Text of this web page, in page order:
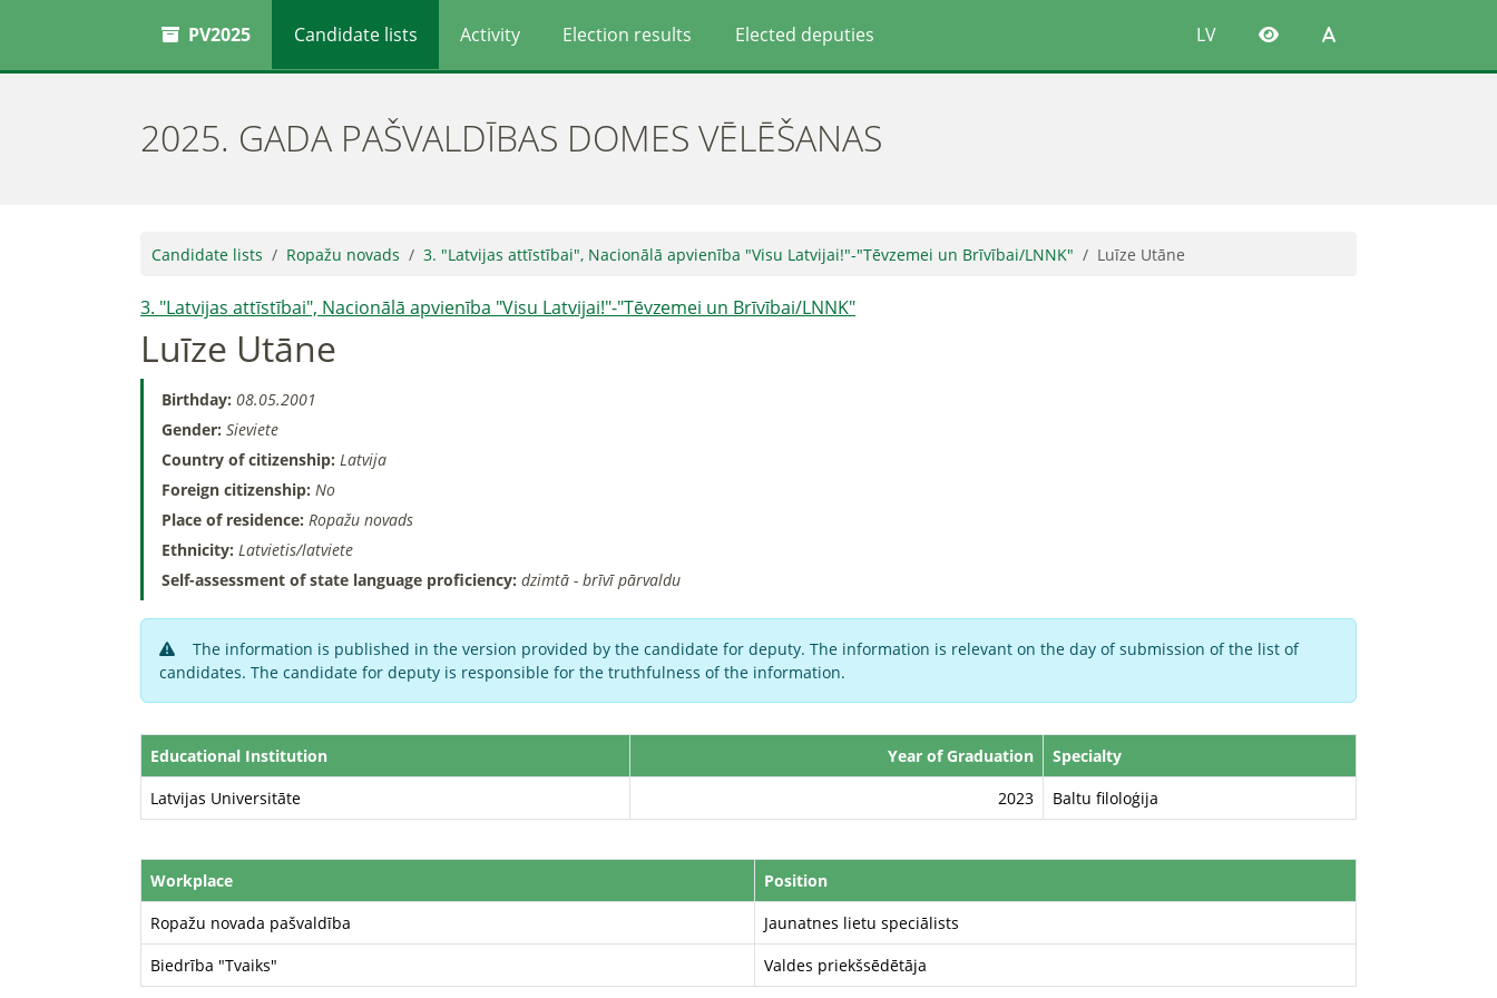
PV2025 Candidate lists Activity Election results Elected deputies LV
2025. GADA PAŠVALDĪBAS DOMES VĒLĒŠANAS
Candidate lists Ropažu novads 3. "Latvijas attīstībai", Nacionālā apvienība "Visu Latvijai!"-"Tēvzemei un Brīvībai/LNNK" Luīze Utāne
3. "Latvijas attīstībai", Nacionālā apvienība "Visu Latvijai!"-"Tēvzemei un Brīvībai/LNNK"
Luīze Utāne
Birthday: 08.05.2001
Gender: Sieviete
Country of citizenship: Latvija
Foreign citizenship: No
Place of residence: Ropažu novads
Ethnicity: Latvietis/latviete
Self-assessment of state language proficiency: dzimtā - brīvī pārvaldu
The information is published in the version provided by the candidate for deputy. The information is relevant on the day of submission of the list of
candidates. The candidate for deputy is responsible for the truthfulness of the information.
Educational Institution Year of Graduation
Specialty
Latvijas Universitāte
2023 Baltu filoloģija
Workplace
Position
Ropažu novada pašvaldība
Jaunatnes lietu speciālists
Biedrība "Tvaiks"
Valdes priekšsēdētāja